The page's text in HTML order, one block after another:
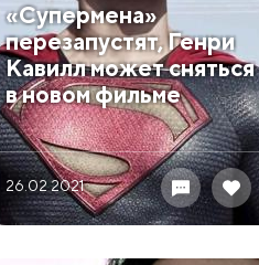
«Супермена»
перезапустят, Генри
Кавилл может сняться
в новом фильме
26.02 2021